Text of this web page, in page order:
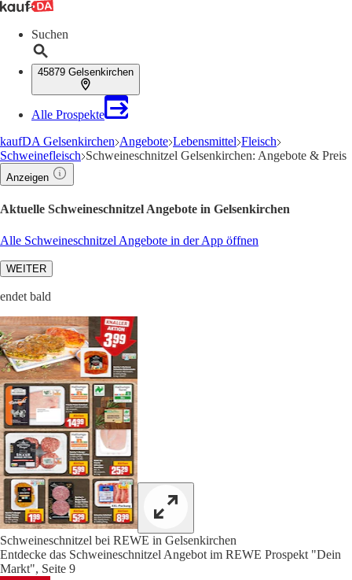
Suchen
45879 Gelsenkirchen
Alle Prospekte
kaufDA Gelsenkirchen Angebote Lebensmittel Fleisch
Schweinefleisch Schweineschnitzel Gelsenkirchen: Angebote & Preis
Anzeigen
Aktuelle Schweineschnitzel Angebote in Gelsenkirchen
Alle Schweineschnitzel Angebote in der App öffnen
WEITER
endet bald
Schweineschnitzel bei REWE in Gelsenkirchen
Entdecke das Schweineschnitzel Angebot im REWE Prospekt "Dein
Markt", Seite 9